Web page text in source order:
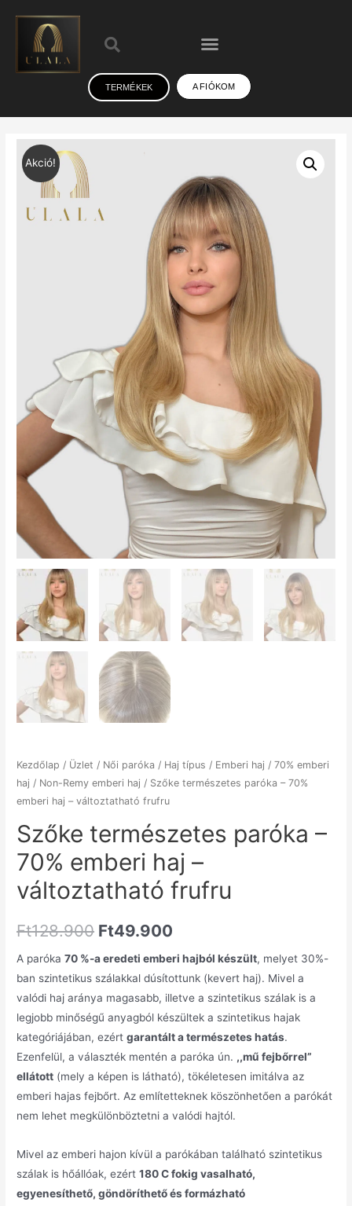
TERMÉKEK A FIÓKOM
Akció!
Kezdőlap / Üzlet / Női paróka / Haj típus / Emberi haj /70% emberi
haj / Non-Remy emberi haj / Szőke természetes paróka – 70%
emberi haj – változtatható frufru
Szőke természetes paróka –
70% emberi haj –
változtatható frufru
Ft128.900 Ft49.900
A paróka70 %-a eredeti emberi hajból készült, melyet 30%-
ban szintetikus szálakkal dúsítottunk (kevert haj). Mivel a
valódi haj aránya magasabb, illetve a szintetikus szálak is a
legjobb minőségű anyagból készültek a szintetikus hajak
kategóriájában, ezértgarantált a természetes hatás.
Ezenfelül, a választék mentén a paróka ún. ,,mű fejbőrrel”
ellátott (mely a képen is látható), tökéletesen imitálva az
emberi hajas fejbőrt. Az említetteknek köszönhetően a parókát
nem lehet megkülönböztetni a valódi hajtól.
Mivel az emberi hajon kívül a parókában található szintetikus
szálak is hőállóak, ezért180 C fokig vasalható,
egyenesíthető, göndöríthető és formázható